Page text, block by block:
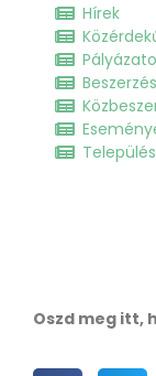
Hírek
Oszd meg itt,